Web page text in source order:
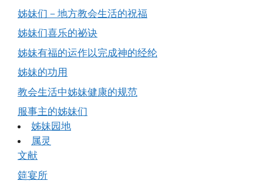
姊妹们－地方教会生活的祝福
姊妹们喜乐的祕诀
姊妹有福的运作以完成神的经纶
姊妹的功用
教会生活中姊妹健康的规范
服事主的姊妹们
姊妹园地
属灵
文献
筵宴所